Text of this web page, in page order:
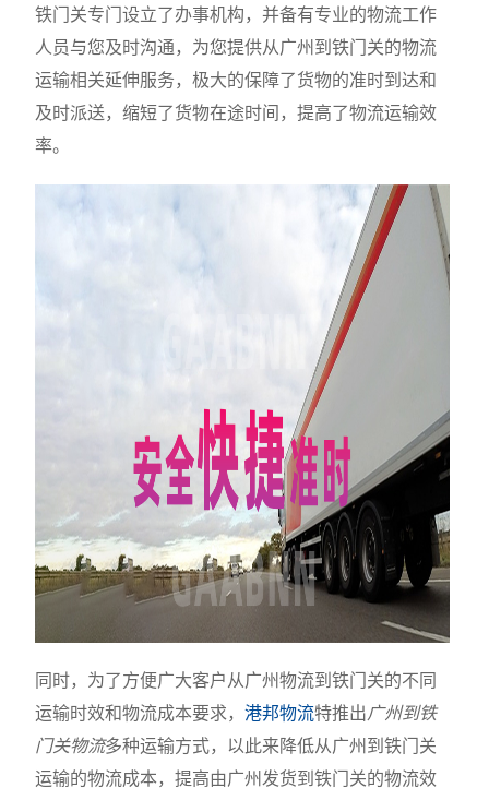
铁门关专门设立了办事机构，并备有专业的物流工作
人员与您及时沟通，为您提供从广州到铁门关的物流
运输相关延伸服务，极大的保障了货物的准时到达和
及时派送，缩短了货物在途时间，提高了物流运输效
率。
同时，为了方便广大客户从广州物流到铁门关的不同
运输时效和物流成本要求，港邦物流特推出广州到铁
门关物流多种运输方式，以此来降低从广州到铁门关
运输的物流成本，提高由广州发货到铁门关的物流效